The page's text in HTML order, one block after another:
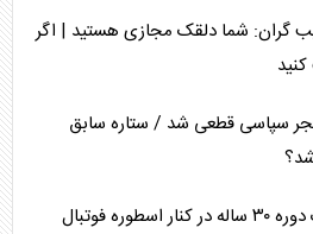
گران: شما دلقک مجازی هستید | اگر
سپاسی قطعی شد / ستاره سابق
درگذشت مسی؛ پایان یک دوره ۳۰ ساله در کنار اسطوره فوتبال